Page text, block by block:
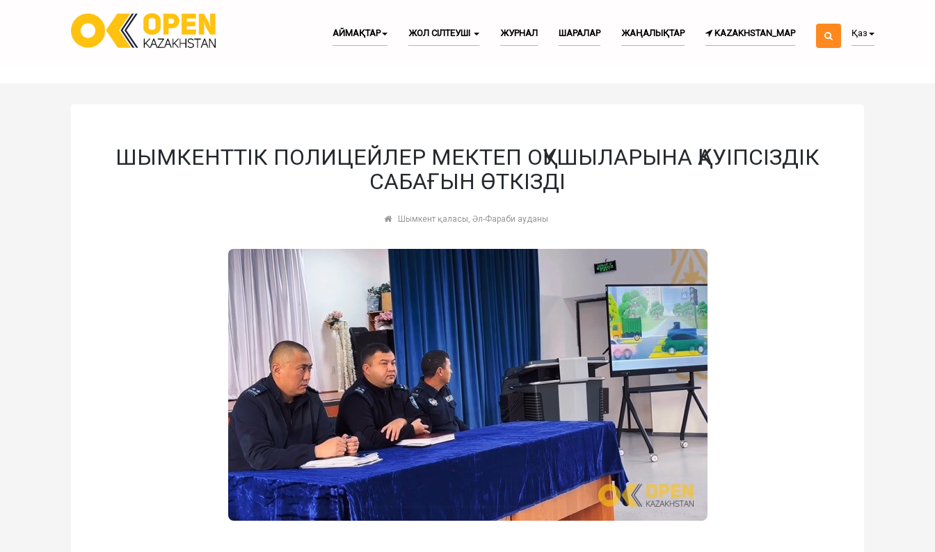
АЙМАҚТАР ЖОЛ СІЛТЕУШІ ЖУРНАЛ ШАРАЛАР ЖАҢАЛЫҚТАР KAZAKHSTAN_MAP Қаз
ШЫМКЕНТТІК ПОЛИЦЕЙЛЕР МЕКТЕП ОҚУШЫЛАРЫНА ҚАУІПСІЗДІК
САБАҒЫН ӨТКІЗДІ
Шымкент қаласы, Әл-Фараби ауданы